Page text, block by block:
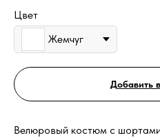
Цвет
Жемчуг
Добавить
Велюровый костюм с